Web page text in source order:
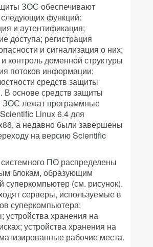
ЗОС обеспечивают
функций:
и аутентификация;
доступа; регистрация
и сигнализация о них;
контроль доменной структуры
потоков информации;
средств защиты
основе средств защиты
лежат программные
Linux 6.4 для
а недавно были завершены
на версию Scientific
ПО распределены
блокам, образующим
суперкомпьютер (см. рисунок).
серверы, используемые в
суперкомпьютера;
устройства хранения на
устройства хранения на
рабочие места.